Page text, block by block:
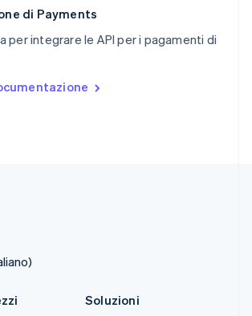
di Payments
per integrare le API per i pagamenti di
简体中文
Soluzioni